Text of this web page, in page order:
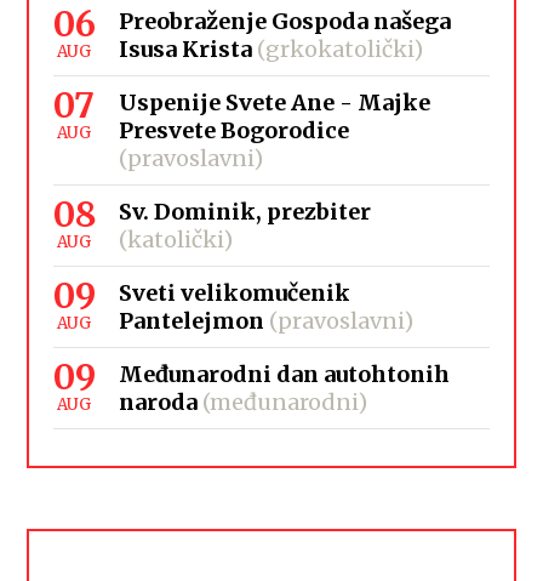
06
AUG
Preobraženje Gospoda našega
Isusa Krista (grkokatolički)
07
AUG
Uspenije Svete Ane - Majke
Presvete Bogorodice
(pravoslavni)
08
AUG
Sv. Dominik, prezbiter
(katolički)
09
AUG
Sveti velikomučenik
Pantelejmon (pravoslavni)
09
AUG
Međunarodni dan autohtonih
naroda (međunarodni)